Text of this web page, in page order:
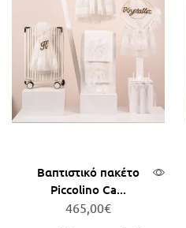
Βαπτιστικό πακέτο
Piccolino Ca...
465,00€